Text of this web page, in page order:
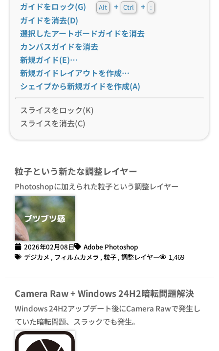
ガイドをロック(G) Alt + Ctrl + :
ガイドを消去(D)
選択したアートボードガイドを消去
カンバスガイドを消去
新規ガイド(E)…
新規ガイドレイアウトを作成…
シェイプから新規ガイドを作成(A)
スライスをロック(K)
スライスを消去(C)
粒子という新たな調整レイヤー
Photoshopに加えられた粒子という調整レイヤー
2026年02月08日
Adobe Photoshop
デジカメ , フィルムカメラ , 粒子 , 調整レイヤー 1,469
Camera Raw + Windows 24H2暗転問題解決
Windows 24H2アップデート後にCamera Rawで発生し
ていた暗転問題、スラックでも発生。